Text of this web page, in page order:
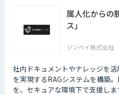
属人化からの
ス」
ジンベイ株式会社
社内ドキュメントやナレッジを
を実現するRAGシステムを構築
を、セキュアな環境下で支援しま